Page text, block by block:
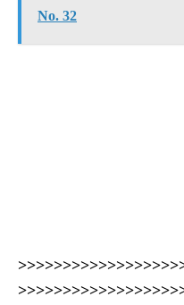
No. 32
>>>>>>>>>>>>>>>>>>
>>>>>>>>>>>>>>>>>>